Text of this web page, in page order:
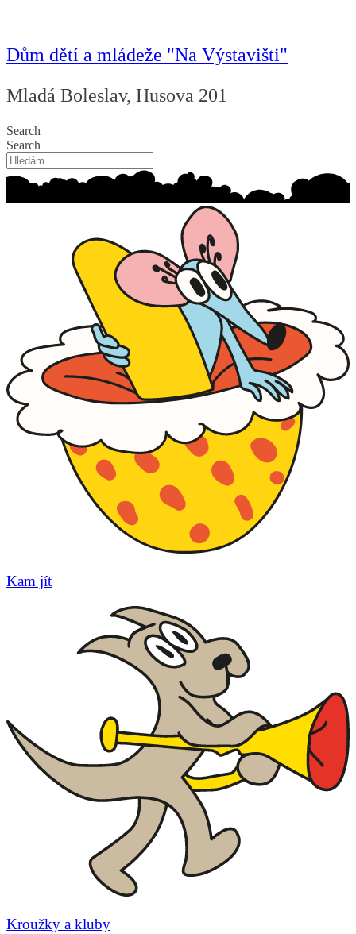
Dům dětí a mládeže "Na Výstavišti"
Mladá Boleslav, Husova 201
Search
Search
Kam jít
Kroužky a kluby